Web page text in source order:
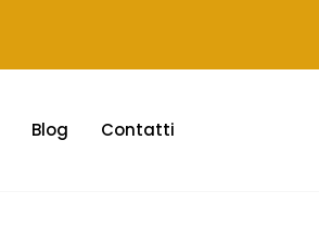
Blog Contatti